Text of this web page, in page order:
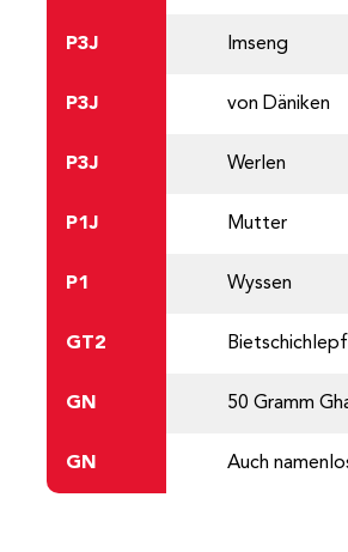
P3J Imseng
P3J von Däniken
P3J Werlen
P1J Mutter
P1 Wyssen
GT2
GN 50 Gramm
GN Auch